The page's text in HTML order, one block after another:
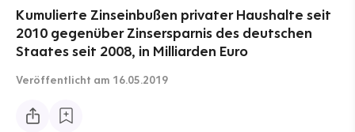
Kumulierte Zinseinbußen privater Haushalte seit
2010 gegenüber Zinsersparnis des deutschen
Staates seit 2008, in Milliarden Euro
Veröffentlicht am 16.05.2019